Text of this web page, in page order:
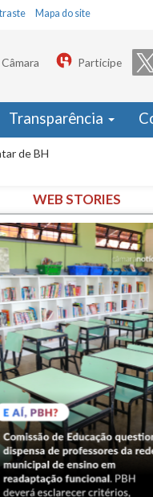
Mapa do site
Participe
Transparência
de BH
WEB STORIES